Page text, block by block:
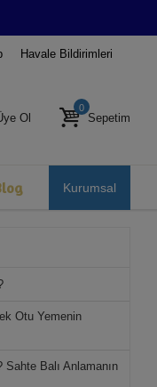
Havale Bildirimleri
Ol
0
Sepetim
Kurumsal
Otu Yemenin
Sahte Balı Anlamanın